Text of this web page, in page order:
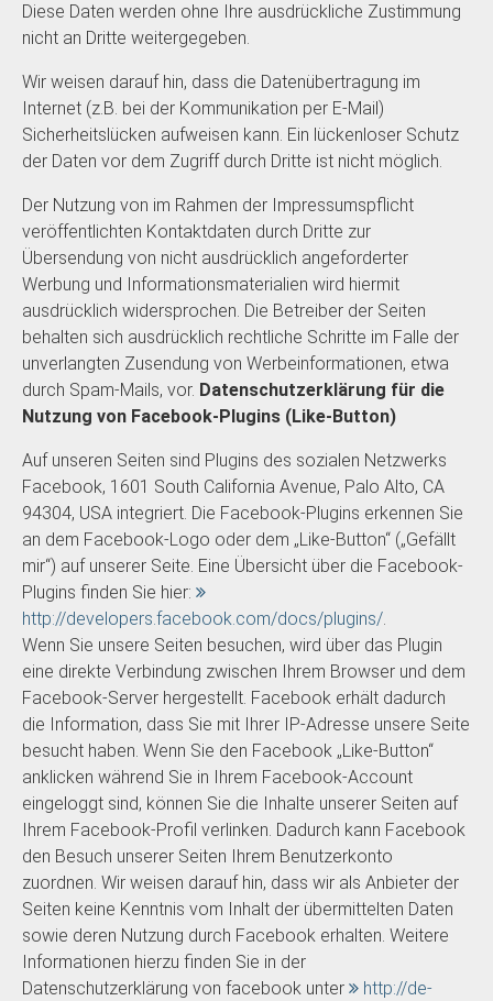
Diese Daten werden ohne Ihre ausdrückliche Zustimmung
nicht an Dritte weitergegeben.
Wir weisen darauf hin, dass die Datenübertragung im
Internet (z.B. bei der Kommunikation per E-Mail)
Sicherheitslücken aufweisen kann. Ein lückenloser Schutz
der Daten vor dem Zugriff durch Dritte ist nicht möglich.
Der Nutzung von im Rahmen der Impressumspflicht
veröffentlichten Kontaktdaten durch Dritte zur
Übersendung von nicht ausdrücklich angeforderter
Werbung und Informationsmaterialien wird hiermit
ausdrücklich widersprochen. Die Betreiber der Seiten
behalten sich ausdrücklich rechtliche Schritte im Falle der
unverlangten Zusendung von Werbeinformationen, etwa
durch Spam-Mails, vor. Datenschutzerklärung für die
Nutzung von Facebook-Plugins (Like-Button)
Auf unseren Seiten sind Plugins des sozialen Netzwerks
Facebook, 1601 South California Avenue, Palo Alto, CA
94304, USA integriert. Die Facebook-Plugins erkennen Sie
an dem Facebook-Logo oder dem „Like-Button“ („Gefällt
mir“) auf unserer Seite. Eine Übersicht über die Facebook-
Plugins finden Sie hier:
http://developers.facebook.com/docs/plugins/.
Wenn Sie unsere Seiten besuchen, wird über das Plugin
eine direkte Verbindung zwischen Ihrem Browser und dem
Facebook-Server hergestellt. Facebook erhält dadurch
die Information, dass Sie mit Ihrer IP-Adresse unsere Seite
besucht haben. Wenn Sie den Facebook „Like-Button“
anklicken während Sie in Ihrem Facebook-Account
eingeloggt sind, können Sie die Inhalte unserer Seiten auf
Ihrem Facebook-Profil verlinken. Dadurch kann Facebook
den Besuch unserer Seiten Ihrem Benutzerkonto
zuordnen. Wir weisen darauf hin, dass wir als Anbieter der
Seiten keine Kenntnis vom Inhalt der übermittelten Daten
sowie deren Nutzung durch Facebook erhalten. Weitere
Informationen hierzu finden Sie in der
Datenschutzerklärung von facebook unter
http://de-